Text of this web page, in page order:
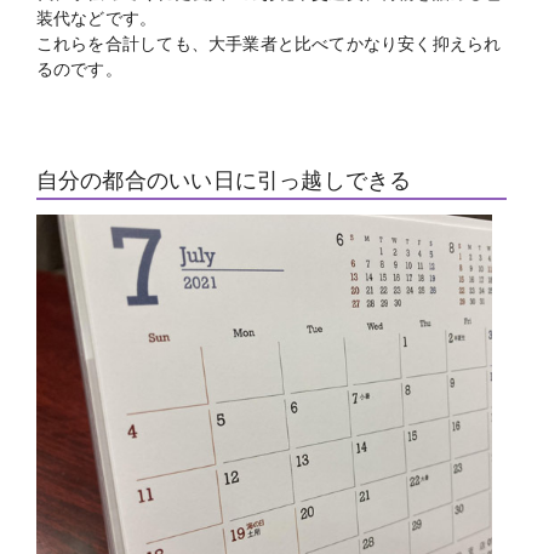
装代などです。
これらを合計しても、大手業者と比べてかなり安く抑えられ
るのです。
自分の都合のいい日に引っ越しできる